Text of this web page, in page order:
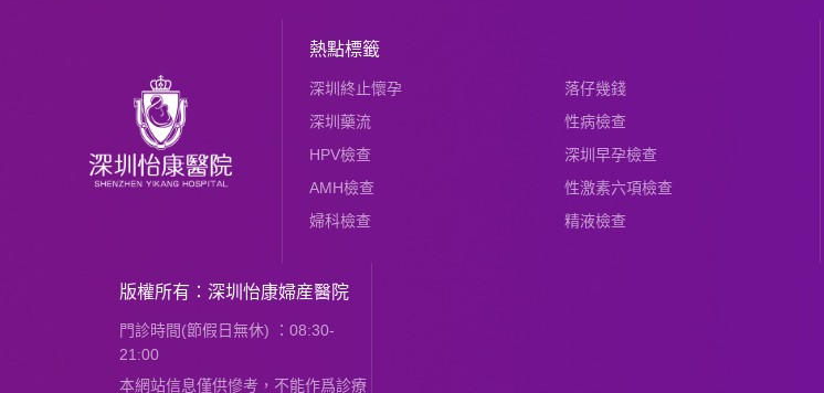
熱點標籤
深圳終止懷孕
落仔幾錢
深圳藥流
性病檢查
HPV檢查
深圳早孕檢查
AMH檢查
性激素六項檢查
婦科檢查
精液檢查
版權所有：深圳怡康婦産醫院
門診時間(節假日無休) ：08:30-
21:00
本網站信息僅供慘考，不能作爲診療